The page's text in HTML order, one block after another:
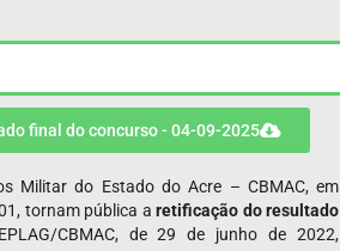
Militar do Estado do Acre – CBMAC, em
tornam pública aretificação do resultado
CBMAC, de 29 de junho de 2022,
final do concurso - 04-09-2025